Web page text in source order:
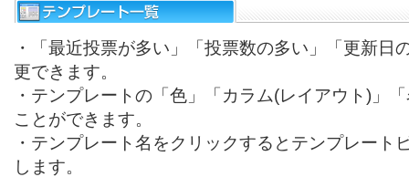
・「最近投票が多い」「投票数の多い」「更新日
更できます。
・テンプレートの「色」「カラム(レイアウト)」
ことができます。
・テンプレート名をクリックするとテンプレート
します。